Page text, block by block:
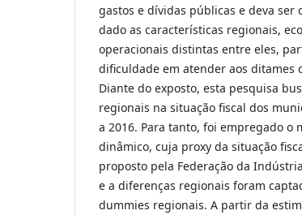
gastos e dívidas públicas e deva
dado as características regionais,
operacionais distintas entre eles,
dificuldade em atender aos ditames
Diante do exposto, esta pesquisa
regionais na situação fiscal dos
a 2016. Para tanto, foi empregado o
dinâmico, cuja proxy da situação
proposto pela Federação da
e a diferenças regionais foram
dummies regionais. A partir da